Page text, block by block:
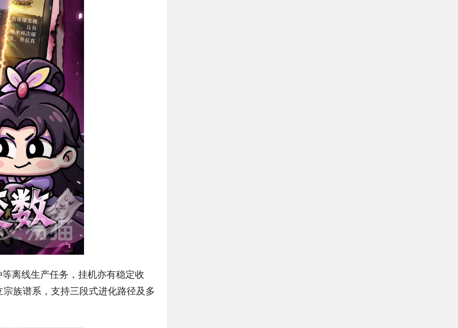
离线生产任务，挂机亦有稳定收
族谱系，支持三段式进化路径及多